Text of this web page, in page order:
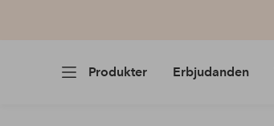
Produkter Erbjudanden